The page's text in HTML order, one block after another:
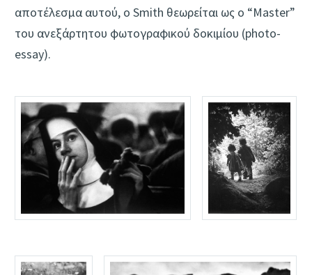
αποτέλεσμα αυτού, ο Smith θεωρείται ως o “Master”
του ανεξάρτητου φωτογραφικού δοκιμίου (photo-
essay).